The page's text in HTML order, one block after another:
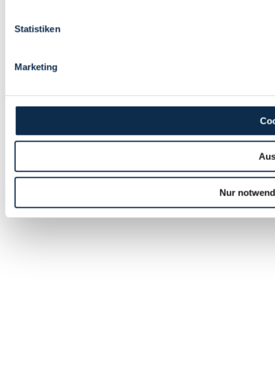
Statistiken
Marketing
Nur